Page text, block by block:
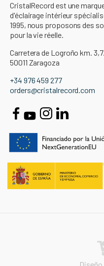
CristalRecord est une
d'éclairage intérieur
1995, nous proposons des
pour la vie réelle.
Carretera de Logroño km.
50011 Zaragoza
+34 976 459 277
orders@cristalrecord.com